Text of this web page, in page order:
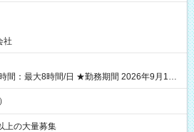
社
間：最大8時間/日 ★勤務期間 2026年9月16
短期勤務OK! 期間中フル勤務できる方優遇
日数応相談) ※期間前から勤務スタートも可
り上の大量募集